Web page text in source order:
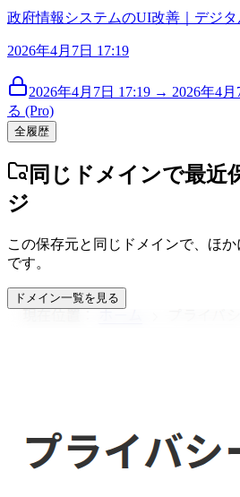
政府情報システムのUI改善｜デジ
2026年4月7日 17:19
2026年4月7日 17:19 → 2026年4
る (Pro)
全履歴
同じドメインで最近
ジ
この保存元と同じドメインで、ほ
です。
ドメイン一覧を見る